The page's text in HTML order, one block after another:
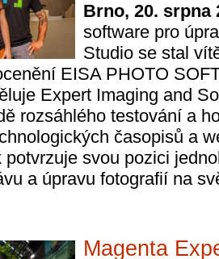
Brno, 20. srpna
software pro
Studio se stal
EISA PHOTO
Expert Imaging and
rozsáhlého testování a
časopisů a
potvrzuje svou pozici
a úpravu fotografií na
Magenta